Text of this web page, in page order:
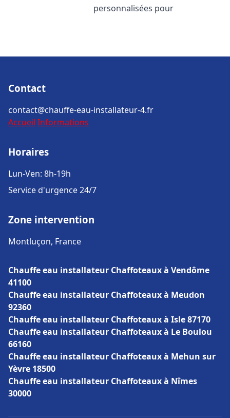
personnalisées pour
Contact
contact@chauffe-eau-installateur-4.fr
Accueil Informations
Horaires
Lun-Ven: 8h-19h
Service d'urgence 24/7
Zone intervention
Montluçon, France
Chauffe eau installateur Chaffoteaux à Vendôme
41100
Chauffe eau installateur Chaffoteaux à Meudon
92360
Chauffe eau installateur Chaffoteaux à Isle 87170
Chauffe eau installateur Chaffoteaux à Le Boulou
66160
Chauffe eau installateur Chaffoteaux à Mehun sur
Yèvre 18500
Chauffe eau installateur Chaffoteaux à Nîmes
30000